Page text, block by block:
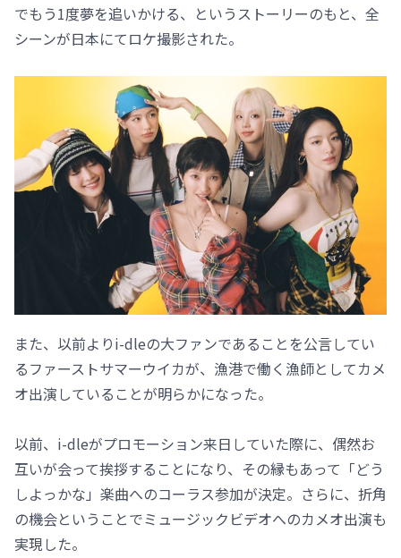
でもう1度夢を追いかける、というストーリーのもと、全
シーンが日本にてロケ撮影された。
また、以前よりi-dleの大ファンであることを公言してい
るファーストサマーウイカが、漁港で働く漁師としてカメ
オ出演していることが明らかになった。
以前、i-dleがプロモーション来日していた際に、偶然お
互いが会って挨拶することになり、その縁もあって「どう
しよっかな」楽曲へのコーラス参加が決定。さらに、折角
の機会ということでミュージックビデオへのカメオ出演も
実現した。